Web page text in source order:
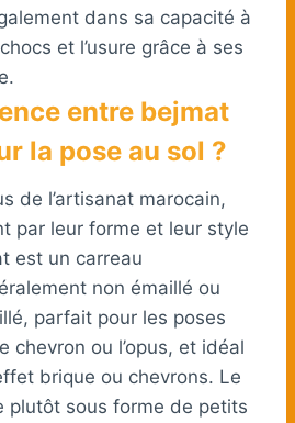
dans sa capacité à
et l’usure grâce à ses
entre bejmat
la pose au sol ?
de l’artisanat marocain,
par leur forme et leur style
est un carreau
non émaillé ou
parfait pour les poses
chevron ou l’opus, et idéal
brique ou chevrons. Le
plutôt sous forme de petits